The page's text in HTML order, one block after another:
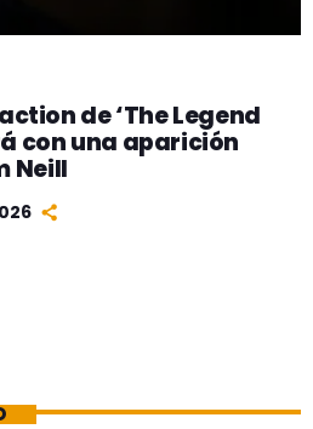
de ‘The Legend
con una aparición
Neill